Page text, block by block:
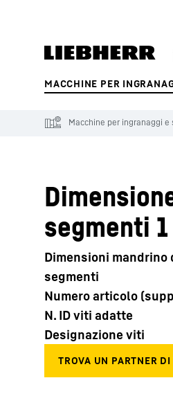
MACCHINE PER
Segmenti di
Macchine per ingranaggi
segmenti
Dimensioni mandrino
segmenti
Numero articolo
N. ID viti adatte
Designazione viti